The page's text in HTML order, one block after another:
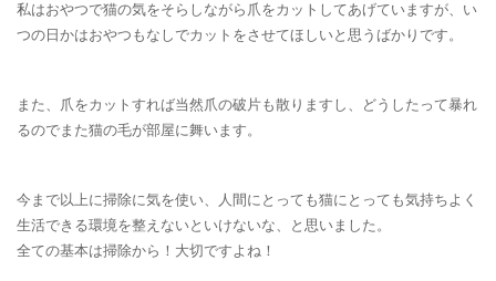
私はおやつで猫の気をそらしながら爪をカットしてあげていますが、い
つの日かはおやつもなしでカットをさせてほしいと思うばかりです。
また、爪をカットすれば当然爪の破片も散りますし、どうしたって暴れ
るのでまた猫の毛が部屋に舞います。
今まで以上に掃除に気を使い、人間にとっても猫にとっても気持ちよく
生活できる環境を整えないといけないな、と思いました。
全ての基本は掃除から！大切ですよね！